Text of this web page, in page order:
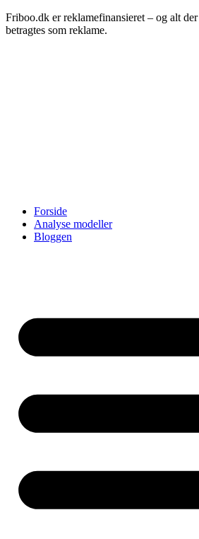
Friboo.dk er reklamefinansieret – og alt
betragtes som reklame.
Forside
Analyse modeller
Bloggen